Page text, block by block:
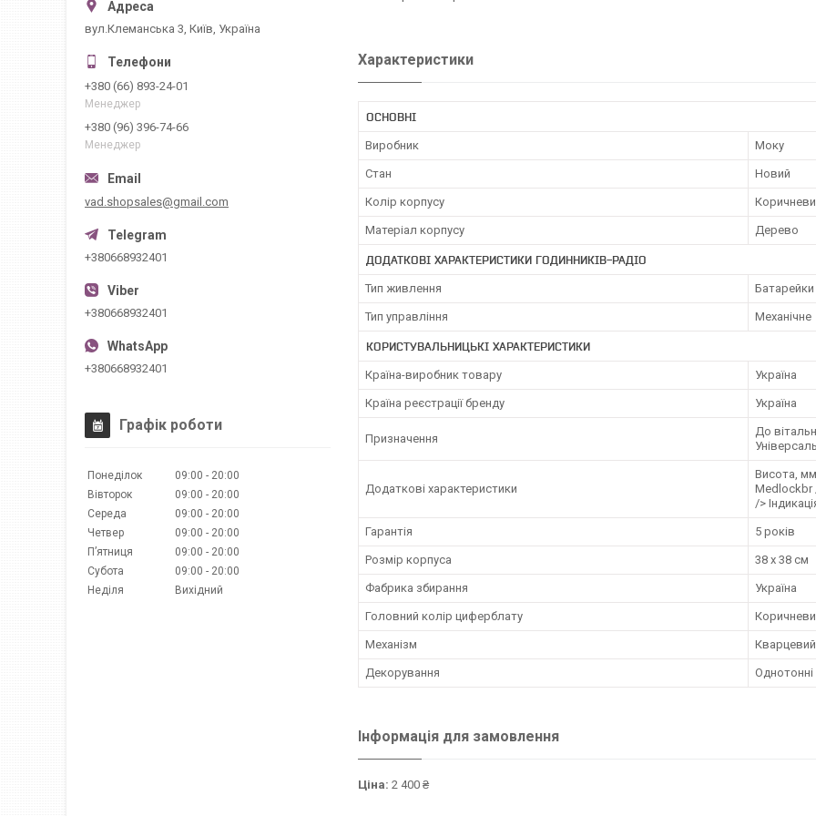
Характеристики
ОСНОВНІ
Виробник Моку
Стан Новий
Колір корпусу
Матеріал корпусу Дерево
ДОДАТКОВІ ХАРАКТЕРИСТИКИ ГОДИННИКІВ-РАДІО
Тип живлення Батарейки
Тип управління Механічне
КОРИСТУВАЛЬНИЦЬКІ ХАРАКТЕРИСТИКИ
Країна-виробник товару Україна
Країна реєстрації бренду Україна
Призначення
До
Додаткові характеристики
Висота,
Medlockbr
/>
Гарантія 5 років
Розмір корпуса 38 x 38 см
Фабрика збирання Україна
Головний колір циферблату
Механізм Кварцевий
Декорування
Інформація для замовлення
Ціна: 2 400 ₴
вул.Клеманська 3, Київ, Україна
+380 (66) 893-24-01
Менеджер
+380 (96) 396-74-66
Менеджер
vad.shopsales@gmail.com
+380668932401
+380668932401
+380668932401
Графік роботи
Понеділок 09:00
20:00
Вівторок
09:00
20:00
Середа
09:00
20:00
Четвер
09:00
20:00
Пʼятниця
09:00
20:00
Субота
09:00
20:00
Неділя
Вихідний